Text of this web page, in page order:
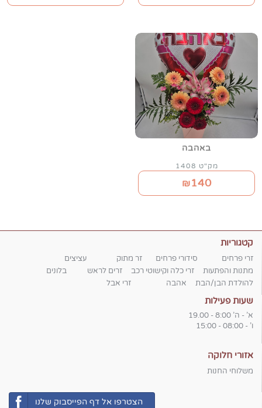
באהבה
מק"ט 1408
₪140
קטגוריות
זרי פרחים סידורי פרחים זר מתוק
עציצים
מתנות והפתעות
זרי כלה וקישוטי רכב זרים לראש
בלונים
להולדת הבן/הבת
אהבה זרי אבל
שעות פעילות
א' - ה' 8:00 - 19.00
ו' - 08:00 - 15:00
אזורי חלוקה
משלוחי החנות
הצטרפו אל דף הפייסבוק שלנו